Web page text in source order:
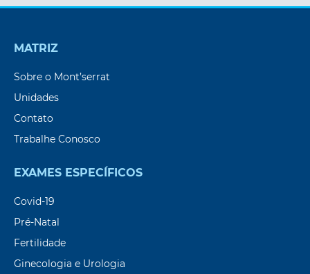
MATRIZ
Sobre o Mont’serrat
Unidades
Contato
Trabalhe Conosco
EXAMES ESPECÍFICOS
Covid-19
Pré-Natal
Fertilidade
Ginecologia e Urologia